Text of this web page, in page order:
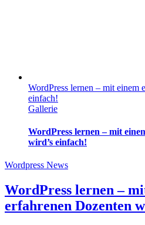
WordPress lernen – mit einem
einfach!
Gallerie
WordPress lernen – mit
wird’s einfach!
Wordpress News
WordPress lernen –
erfahrenen Dozenten